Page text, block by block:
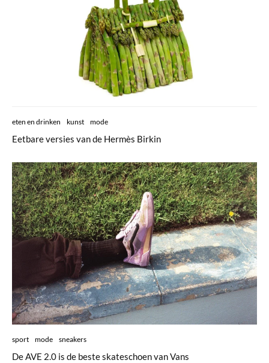
eten en drinken kunst mode
Eetbare versies van de Hermès Birkin
sport mode sneakers
De AVE 2.0 is de beste skateschoen van Vans